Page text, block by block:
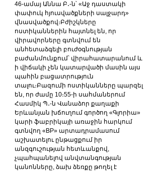
46-ամայ Աննա Բ․-ն՝ «Աջ դաստակի
փափուկ հյուսվածքների սալջարդ»
վնասվածքով։Բժիշկները
ոստիկաններին հայտնել են, որ
վիրավորները գտնվում են
անհետաձգելի բուժօգնության
բաժանմունքում՝ վիրահատարանում և
ի վիճակի չեն կատարվածի մասին այս
պահին բացատրություն
տալու։Բազումի ոստիկանները պարզել
են, որ ժամը 10։55-ի սահմաներում
Հասմիկ Պ․-ն Վանաձոր քաղաքի
Երևանյան խճուղում գործող «Գլորիա»
կարի ֆաբրիկայի առաջին հարկում
գտնվող «BP» արտադրամասում
աշխատելու ընթացքում իր
անզգուշության հետևանքով,
չպահպանելով անվտանգության
կանոնները, ձախ ձեռքը թողել է